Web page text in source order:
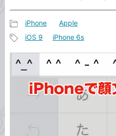
ト
事
カ
テ
ゴ
iPhone Apple
事
タ
iOS 9 iPhone 6s